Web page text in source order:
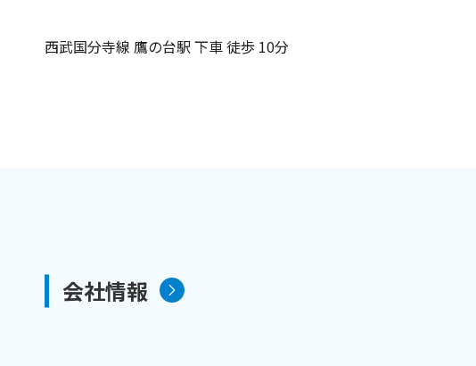
西武国分寺線 鷹の台駅 下車 徒歩 10分
会社情報